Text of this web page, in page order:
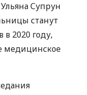
Супрун
станут
2020 году,
медицинское